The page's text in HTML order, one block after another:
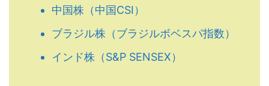
中国株（中国CSI）
ブラジル株（ブラジルボベスパ指数）
インド株（S&P SENSEX）